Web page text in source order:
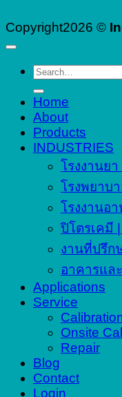
Copyright2026 ©
Search
Home
About
Products
INDUSTRIES
โรงงานย
โรงพยาบ
โรงงานอ
ปิโตรเคมี
งานที่ปรึก
อาคารแล
Applications
Service
Onsite
Repair
Blog
Contact
Login